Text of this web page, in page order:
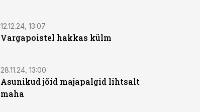
12.12.24, 13:07
Vargapoistel hakkas külm
28.11.24, 13:00
Asunikud jõid majapalgid lihtsalt
maha